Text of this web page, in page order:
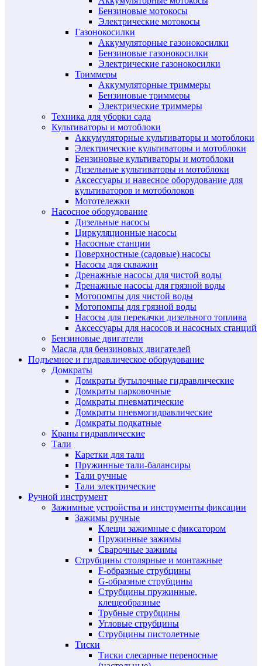
Бензиновые мотокосы
Электрические мотокосы
Газонокосилки
Аккумуляторные газонокосилки
Бензиновые газонокосилки
Электрические газонокосилки
Триммеры
Аккумуляторные триммеры
Бензиновые триммеры
Электрические триммеры
Техника для уборки сада
Культиваторы и мотоблоки
Аккумуляторные культиваторы и мотоблоки
Электрические культиваторы и мотоблоки
Бензиновые культиваторы и мотоблоки
Дизельные культиваторы и мотоблоки
Аксессуары и навесное оборудование для
культиваторов и мотоболоков
Мототележки
Насосное оборудование
Дизельные насосы
Циркуляционные насосы
Насосные станции
Поверхностные (садовые) насосы
Насосы для скважин
Дренажные насосы для чистой воды
Дренажные насосы для грязной воды
Мотопомпы для чистой воды
Мотопомпы для грязной воды
Насосы для перекачки дизельного топлива
Аксессуары для насосов и насосных станций
Бензиновые двигатели
Масла для бензиновых двигателей
Подъемное и гидравлическое оборудование
Домкраты
Домкраты бутылочные гидравлические
Домкраты парковочные
Домкраты пневматические
Домкраты пневмогидравлические
Домкраты подкатные
Краны гидравлические
Тали
Каретки для тали
Пружинные тали-балансиры
Тали ручные
Тали электрические
Ручной инструмент
Зажимные устройства и инструменты фиксации
Зажимы ручные
Клещи зажимные с фиксатором
Пружинные зажимы
Сварочные зажимы
Струбцины столярные и монтажные
F-образные струбцины
G-образные струбцины
Струбцины пружинные,
клещеобразные
Трубные струбцины
Угловые струбцины
Струбцины пистолетные
Тиски
Тиски слесарные переносные